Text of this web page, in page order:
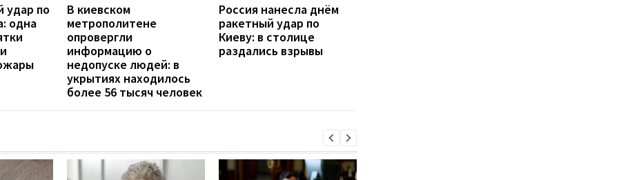
удар по
одна
В киевском
метрополитене
опровергли
информацию о
недопуске людей: в
укрытиях находилось
более 56 тысяч человек
Россия нанесла днём
ракетный удар по
Киеву: в столице
раздались взрывы